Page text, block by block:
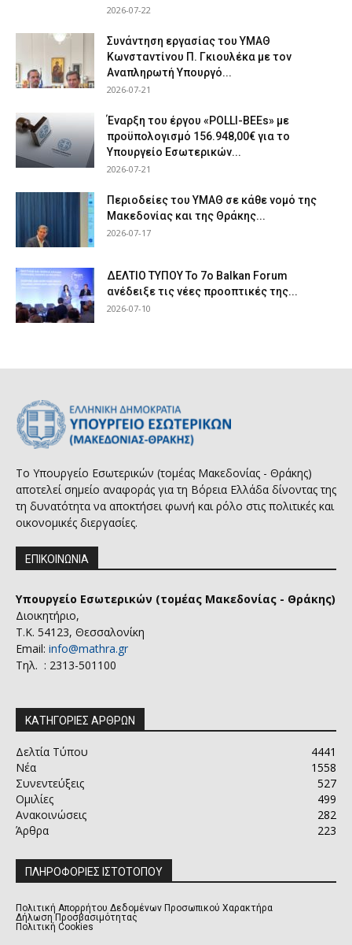
2026-07-22
Συνάντηση εργασίας του ΥΜΑΘ
Κωνσταντίνου Π. Γκιουλέκα με τον
Αναπληρωτή Υπουργό...
2026-07-21
Έναρξη του έργου «POLLI-BEEs» με
προϋπολογισμό 156.948,00€ για το
Υπουργείο Εσωτερικών...
2026-07-21
Περιοδείες του ΥΜΑΘ σε κάθε νομό της
Μακεδονίας και της Θράκης...
2026-07-17
ΔΕΛΤΙΟ ΤΥΠΟΥ Το 7ο Balkan Forum
ανέδειξε τις νέες προοπτικές της...
2026-07-10
Το Υπουργείο Εσωτερικών (τομέας Μακεδονίας - Θράκης)
αποτελεί σημείο αναφοράς για τη Βόρεια Ελλάδα δίνοντας της
τη δυνατότητα να αποκτήσει φωνή και ρόλο στις πολιτικές και
οικονομικές διεργασίες.
ΕΠΙΚΟΙΝΩΝΙΑ
Υπουργείο Εσωτερικών (τομέας Μακεδονίας - Θράκης)
Διοικητήριο,
Τ.Κ. 54123, Θεσσαλονίκη
Email: info@mathra.gr
Τηλ. : 2313-501100
ΚΑΤΗΓΟΡΙΕΣ ΑΡΘΡΩΝ
Δελτία Τύπου
4441
Νέα
1558
Συνεντεύξεις
527
Ομιλίες
499
Ανακοινώσεις
282
Άρθρα
223
ΠΛΗΡΟΦΟΡΙΕΣ ΙΣΤΟΤΟΠΟΥ
Πολιτική Απορρήτου Δεδομένων Προσωπικού Χαρακτήρα
Δήλωση Προσβασιμότητας
Πολιτική Cookies